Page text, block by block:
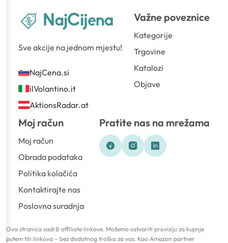
Sve akcije na jednom mjestu!
NajCena.si
ilVolantino.it
AktionsRadar.at
Važne poveznice
Kategorije
Trgovine
Katalozi
Objave
Moj račun
Moj račun
Obrada podataka
Politika kolačića
Kontaktirajte nas
Poslovna suradnja
Pratite nas na mrežama
Ova stranica sadrži affiliate linkove. Možemo ostvariti proviziju za kupnje
putem tih linkova – bez dodatnog troška za vas. Kao Amazon partner